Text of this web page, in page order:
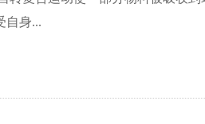
自身...